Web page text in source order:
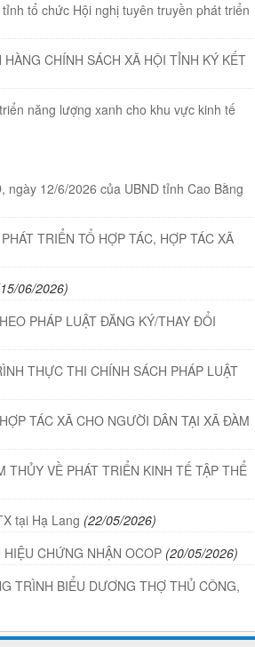
tổ chức Hội nghị tuyên truyền phát triển
CHÍNH SÁCH XÃ HỘI TỈNH KÝ KẾT
năng lượng xanh cho khu vực kinh tế
12/6/2026 của UBND tỉnh Cao Bằng
TRIỂN TỔ HỢP TÁC, HỢP TÁC XÃ
06/2026)
PHÁP LUẬT ĐĂNG KÝ/THAY ĐỔI
THỰC THI CHÍNH SÁCH PHÁP LUẬT
TÁC XÃ CHO NGƯỜI DÂN TẠI XÃ ĐÀM
THỦY VỀ PHÁT TRIỂN KINH TẾ TẬP THỂ
tại Hạ Lang (22/05/2026)
CHỨNG NHẬN OCOP (20/05/2026)
TRÌNH BIỂU DƯƠNG THỢ THỦ CÔNG,